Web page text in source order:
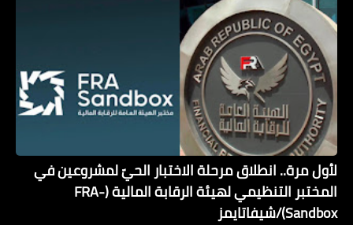
لأول مرة.. انطلاق مرحلة الاختبار الحيّ لمشروعين في
المختبر التنظيمي لهيئة الرقابة المالية (FRA-
Sandbox)/شيفاتايمز